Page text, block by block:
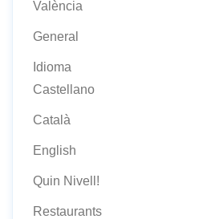
València
General
Idioma
Castellano
Català
English
Quin Nivell!
Restaurants